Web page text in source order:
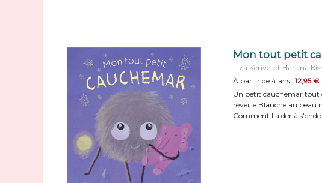
Mon tout petit
Liza Kerivel et Haruna
À partir de 4 ans 12,95 €
Un petit cauchemar tout
réveille Blanche au beau
Comment l'aider à